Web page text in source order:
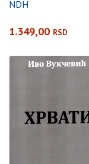
NDH
1.349,00 RSD